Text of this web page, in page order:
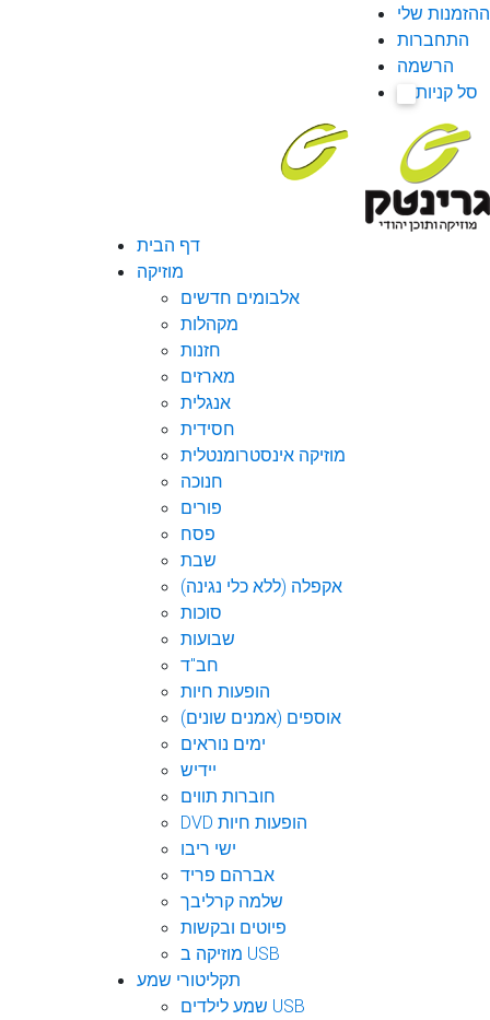
ההזמנות שלי
התחברות
הרשמה
סל קניות
דף הבית
מוזיקה
אלבומים חדשים
מקהלות
חזנות
מארזים
אנגלית
חסידית
מוזיקה אינסטרומנטלית
חנוכה
פורים
פסח
שבת
אקפלה (ללא כלי נגינה)
סוכות
שבועות
חב"ד
הופעות חיות
אוספים (אמנים שונים)
ימים נוראים
יידיש
חוברות תווים
DVD הופעות חיות
ישי ריבו
אברהם פריד
שלמה קרליבך
פיוטים ובקשות
מוזיקה ב USB
תקליטורי שמע
שמע לילדים USB